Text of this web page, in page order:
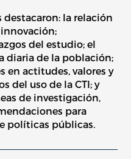
la relación
del estudio; el
diaria de la población;
en actitudes, valores y
del uso de la CTI; y
de investigación,
para
políticas públicas.